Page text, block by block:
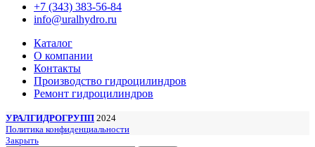
+7 (343) 383-56-84
info@uralhydro.ru
Каталог
О компании
Контакты
Производство гидроцилиндров
Ремонт гидроцилиндров
УРАЛГИДРОГРУПП 2024
Политика конфиденциальности
Закрыть